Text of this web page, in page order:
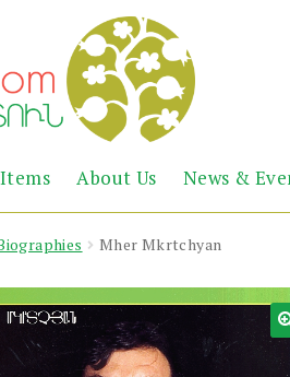
Abril
the
Armenian
Heritage
About Us News &
Mher Mkrtchyan